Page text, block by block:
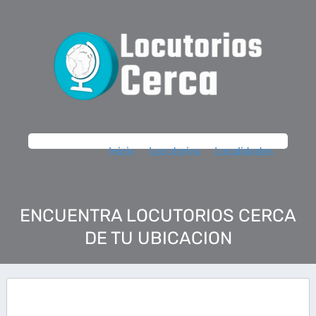
Inicio Locutorios Localidades
ENCUENTRA LOCUTORIOS CERCA
DE TU UBICACION